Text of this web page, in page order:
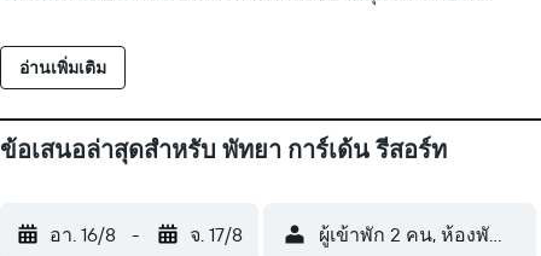
อ่านเพิ่มเติม
ข้อเสนอล่าสุดสำหรับ พัทยา การ์เด้น รีสอร์ท
อา. 16/8 - จ. 17/8 ผู้เข้าพัก 2 คน, ห้องพัก 1 ห้